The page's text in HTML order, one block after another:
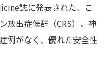
誌に発表された。こ
放出症候群（CRS）、神
例がなく、優れた安全性